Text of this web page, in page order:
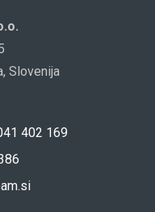
Slovenija
402 169